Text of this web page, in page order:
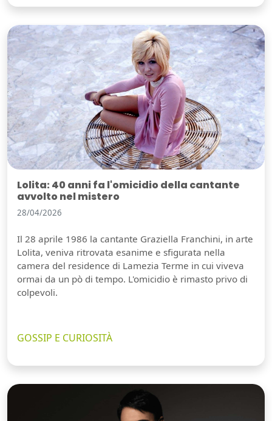
Lolita: 40 anni fa l'omicidio della cantante
avvolto nel mistero
28/04/2026
Il 28 aprile 1986 la cantante Graziella Franchini, in arte
Lolita, veniva ritrovata esanime e sfigurata nella
camera del residence di Lamezia Terme in cui viveva
ormai da un pò di tempo. L'omicidio è rimasto privo di
colpevoli.
GOSSIP E CURIOSITÀ